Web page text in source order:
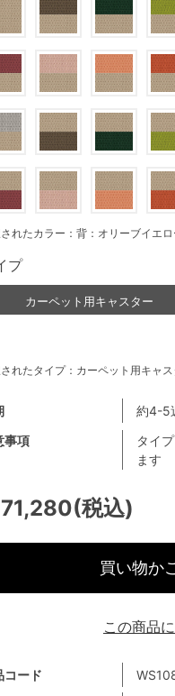
71,280(税込)
コード
事項
タイ
ます
約4-5
れたカラー：背：オリーブイエ
プ
カーペット用キャスター
れたタイプ：カーペット用キャス
買い物か
この商品